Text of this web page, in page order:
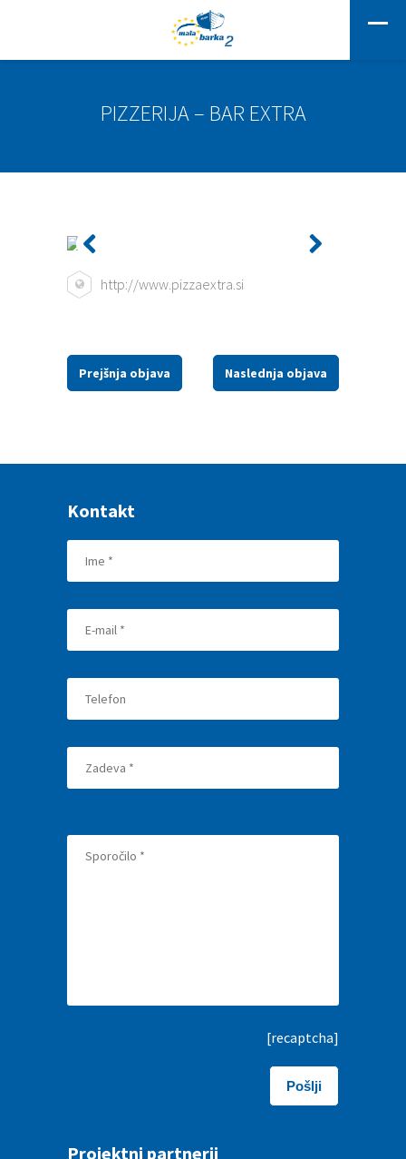
PIZZERIJA – BAR EXTRA
http://www.pizzaextra.si
Prejšnja objava Naslednja objava
Kontakt
[recaptcha]
Projektni partnerji